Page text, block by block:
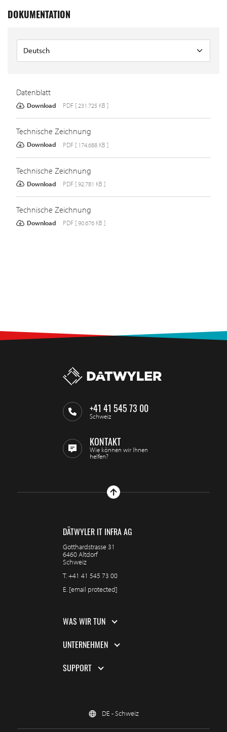
DOKUMENTATION
Datenblatt
Download PDF [ 231.725 KB ]
Technische Zeichnung
Download PDF [ 174.688 KB ]
Technische Zeichnung
Download PDF [ 92.781 KB ]
Technische Zeichnung
Download PDF [ 90.676 KB ]
+41 41 545 73 00
Schweiz
KONTAKT
Wie können wir Ihnen
helfen?
DÄTWYLER IT INFRA AG
Gotthardstrasse 31
6460 Altdorf
Schweiz
T.+41 41 545 73 00
E. [email protected]
WAS WIR TUN
UNTERNEHMEN
SUPPORT
DE - Schweiz